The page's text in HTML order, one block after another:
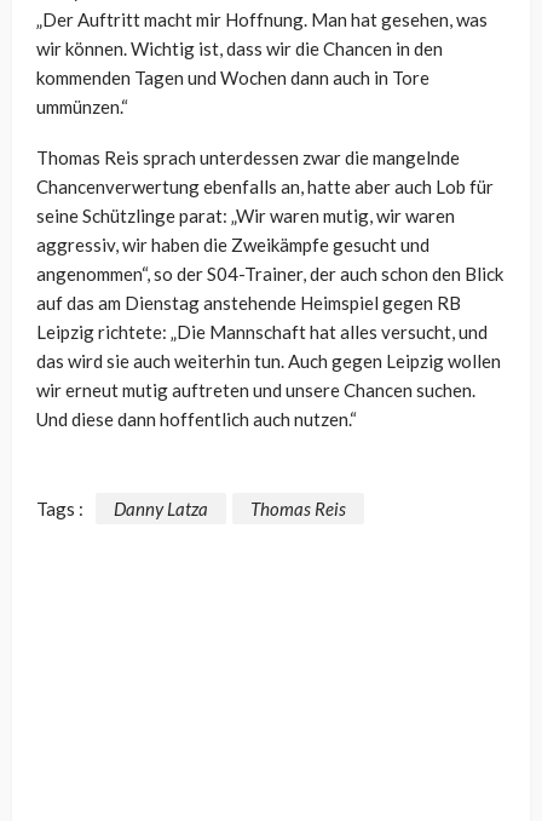
„Der Auftritt macht mir Hoffnung. Man hat gesehen, was
wir können. Wichtig ist, dass wir die Chancen in den
kommenden Tagen und Wochen dann auch in Tore
ummünzen.“
Thomas Reis sprach unterdessen zwar die mangelnde
Chancenverwertung ebenfalls an, hatte aber auch Lob für
seine Schützlinge parat: „Wir waren mutig, wir waren
aggressiv, wir haben die Zweikämpfe gesucht und
angenommen“, so der S04-Trainer, der auch schon den Blick
auf das am Dienstag anstehende Heimspiel gegen RB
Leipzig richtete: „Die Mannschaft hat alles versucht, und
das wird sie auch weiterhin tun. Auch gegen Leipzig wollen
wir erneut mutig auftreten und unsere Chancen suchen.
Und diese dann hoffentlich auch nutzen.“
Tags : Danny Latza Thomas Reis